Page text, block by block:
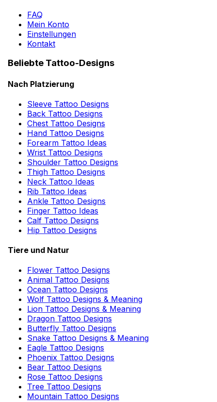
FAQ
Mein Konto
Einstellungen
Kontakt
Beliebte Tattoo-Designs
Nach Platzierung
Sleeve Tattoo Designs
Back Tattoo Designs
Chest Tattoo Designs
Hand Tattoo Designs
Forearm Tattoo Ideas
Wrist Tattoo Designs
Shoulder Tattoo Designs
Thigh Tattoo Designs
Neck Tattoo Ideas
Rib Tattoo Ideas
Ankle Tattoo Designs
Finger Tattoo Ideas
Calf Tattoo Designs
Hip Tattoo Designs
Tiere und Natur
Flower Tattoo Designs
Animal Tattoo Designs
Ocean Tattoo Designs
Wolf Tattoo Designs & Meaning
Lion Tattoo Designs & Meaning
Dragon Tattoo Designs
Butterfly Tattoo Designs
Snake Tattoo Designs & Meaning
Eagle Tattoo Designs
Phoenix Tattoo Designs
Bear Tattoo Designs
Rose Tattoo Designs
Tree Tattoo Designs
Mountain Tattoo Designs